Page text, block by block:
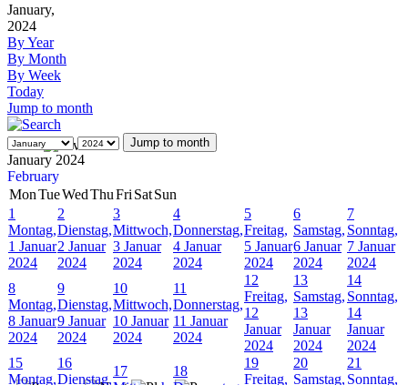
January,
2024
By Year
By Month
By Week
Today
Jump to month
Jump to month
January 2024
February
MonTueWedThuFri SatSun
1
Montag,
1 Januar
2024
2
Dienstag,
2 Januar
2024
3
Mittwoch,
3 Januar
2024
4
Donnerstag,
4 Januar
2024
5
Freitag,
5 Januar
2024
6
Samstag,
6 Januar
2024
7
Sonntag,
7 Januar
2024
8
Montag,
8 Januar
2024
9
Dienstag,
9 Januar
2024
10
Mittwoch,
10 Januar
2024
11
Donnerstag,
11 Januar
2024
12
Freitag,
12
Januar
2024
13
Samstag,
13
Januar
2024
14
Sonntag,
14
Januar
2024
15
Montag,
16
Dienstag,
17
18
19
Freitag,
20
Samstag,
21
Sonntag,